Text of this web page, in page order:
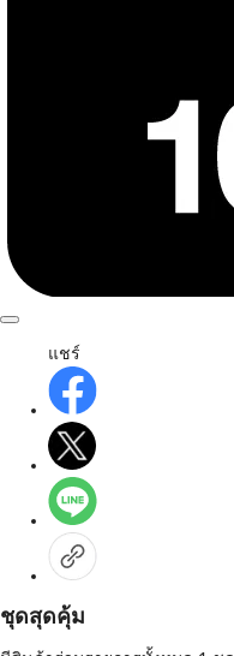
แชร์
ชุดสุดคุ้ม